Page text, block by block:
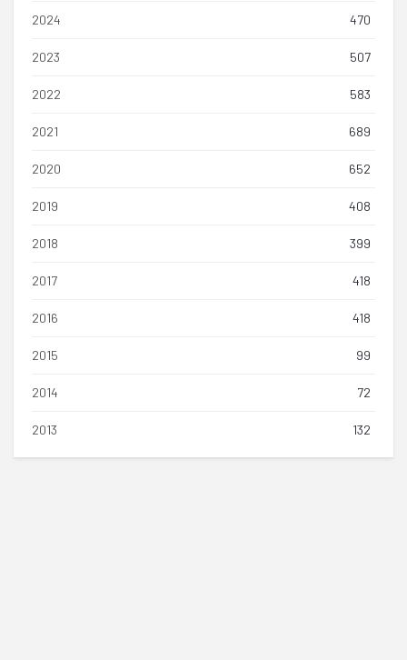
2024 470
2023 507
2022 583
2021 689
2020 652
2019 408
2018 399
2017 418
2016 418
2015 99
2014 72
2013 132